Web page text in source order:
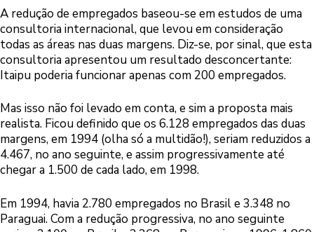
A redução de empregados baseou-se em estudos de uma
consultoria internacional, que levou em consideração
todas as áreas nas duas margens. Diz-se, por sinal, que esta
consultoria apresentou um resultado desconcertante:
Itaipu poderia funcionar apenas com 200 empregados.
Mas isso não foi levado em conta, e sim a proposta mais
realista. Ficou definido que os 6.128 empregados das duas
margens, em 1994 (olha só a multidão!), seriam reduzidos a
4.467, no ano seguinte, e assim progressivamente até
chegar a 1.500 de cada lado, em 1998.
Em 1994, havia 2.780 empregados no Brasil e 3.348 no
Paraguai. Com a redução progressiva, no ano seguinte